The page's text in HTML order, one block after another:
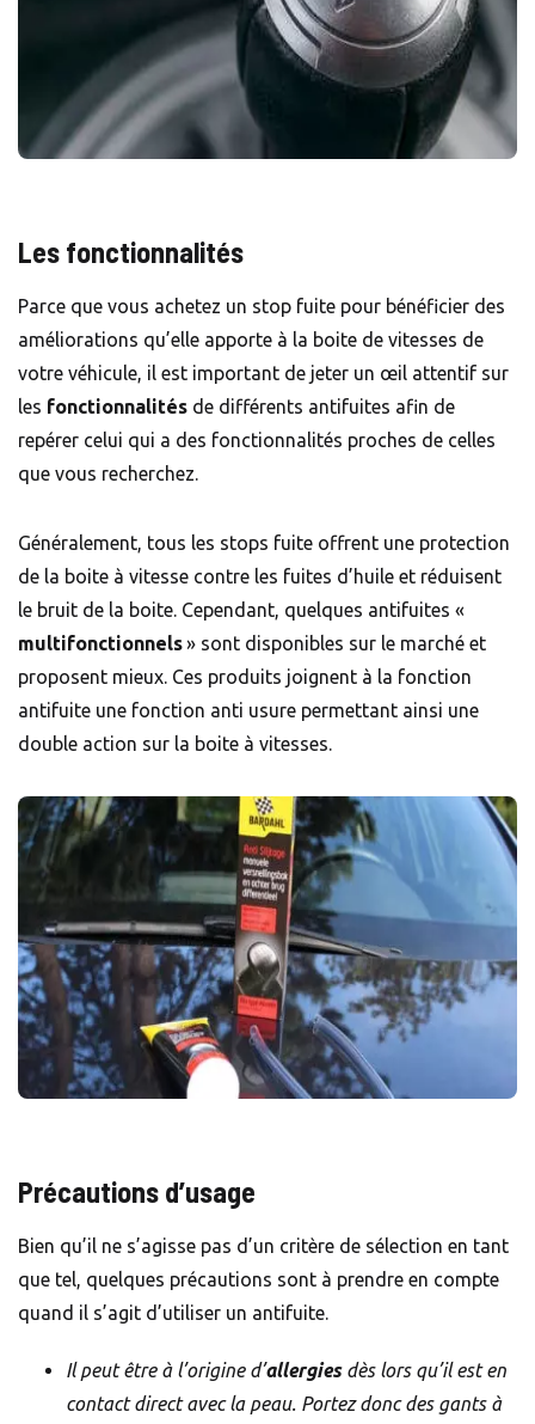
Les fonctionnalités
Parce que vous achetez un stop fuite pour bénéficier des
améliorations qu’elle apporte à la boite de vitesses de
votre véhicule, il est important de jeter un œil attentif sur
les fonctionnalités de différents antifuites afin de
repérer celui qui a des fonctionnalités proches de celles
que vous recherchez.
Généralement, tous les stops fuite offrent une protection
de la boite à vitesse contre les fuites d’huile et réduisent
le bruit de la boite. Cependant, quelques antifuites «
multifonctionnels» sont disponibles sur le marché et
proposent mieux. Ces produits joignent à la fonction
antifuite une fonction anti usure permettant ainsi une
double action sur la boite à vitesses.
Précautions d’usage
Bien qu’il ne s’agisse pas d’un critère de sélection en tant
que tel, quelques précautions sont à prendre en compte
quand il s’agit d’utiliser un antifuite.
Il peut être à l’origine d’allergiesdès lors qu’il est en
contact direct avec la peau. Portez donc des gants à